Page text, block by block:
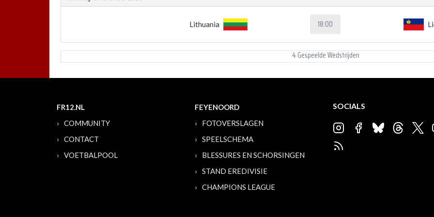
Lithuania 18:00
4 Gespeelde Wedstrijden
FR12.NL
COMMUNITY
CONTACT
VOETBALPOOL
FEYENOORD
FOTOVERSLAGEN
SPEELSCHEMA
BLESSURES EN SCHORSINGEN
STAND EREDIVISIE
CHAMPIONS LEAGUE
SOCIALS